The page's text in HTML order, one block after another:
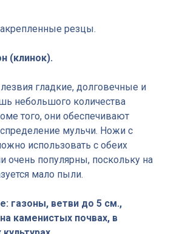
резцы.
(клинок).
гладкие, долговечные и
небольшого количества
того, они обеспечивают
мульчи. Ножи с
использовать с обеих
очень популярны, поскольку на
мало пыли.
газоны, ветви до 5 см.,
каменистых почвах, в